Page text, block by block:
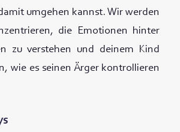
umgehen kannst. Wir werden
die Emotionen hinter
zu verstehen und deinem Kind
wie es seinen Ärger kontrollieren